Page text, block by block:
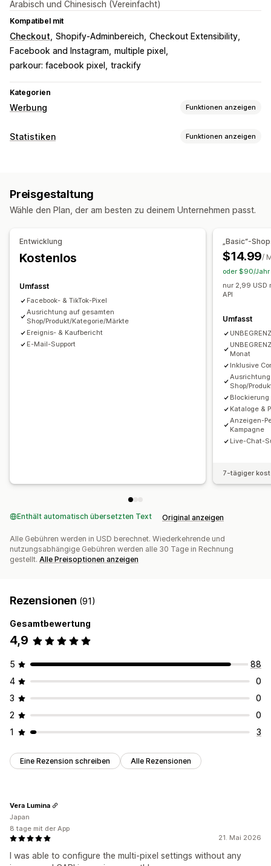
Arabisch und Chinesisch (Vereinfacht)
Kompatibel mit
Checkout Shopify-Adminbereich Checkout Extensibility
Facebook and Instagram multiple pixel
parkour: facebook pixel
trackify
Kategorien
Werbung Funktionen anzeigen
Targeting
Pixel-Verwaltung
Leistungsanalyse
Traffic-Quelle
Statistiken Funktionen anzeigen
Marketing und Vertrieb
Bildmaterial und Berichte
Benutzerdefinierte Dashboards
Benutzerdefinierte Berichte
Preisgestaltung
Wähle den Plan, der am besten zu deinem Unternehmen passt.
Entwicklung
Kostenlos
Umfasst
Facebook- & TikTok-Pixel
Ausrichtung auf gesamten
Shop/Produkt/Kategorie/Märkte
Ereignis- & Kaufbericht
E-Mail-Support
„Basic“-
$14.99/
oder $90/Jahr
nur 2,99 USD
API
Umfasst
Monat
Inklusive
Shop/
Kataloge &
Anzeigen-
Kampagne
Live-Chat-
7-tägiger
Enthält automatisch übersetzten Text Original anzeigen
Alle Gebühren werden in USD berechnet. Wiederkehrende und
nutzungsabhängige Gebühren werden alle 30 Tage in Rechnung
gestellt. Alle Preisoptionen anzeigen
Rezensionen (91)
Gesamtbewertung
4,9
5
88
4
0
3
0
2
0
1
3
Eine Rezension schreiben Alle Rezensionen
21. Mai 2026
I was able to configure the multi-pixel settings without any
Vera Lumina
Japan
8 tage mit der App